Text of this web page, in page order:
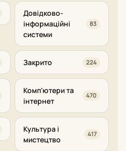
Довідково-
інформаційні
системи
83
Закрито 224
Комп'ютери та
інтернет
470
Культура і
мистецтво
417